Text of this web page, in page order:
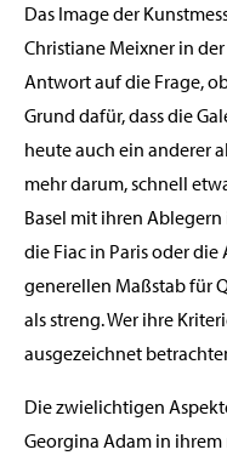
Das Image der
Christiane Meixner in der
Antwort auf die Frage,
Grund dafür, dass die
heute auch ein anderer
mehr darum, schnell
Basel mit ihren
die Fiac in Paris oder
generellen Maßstab für
als streng. Wer ihre
ausgezeichnet
Die zwielichtigen
Georgina Adam in